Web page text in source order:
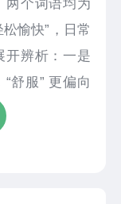
两个词语均为
愉快”，日常
开辨析：一是
舒服” 更偏向
侧重描述环境
个人想法与主